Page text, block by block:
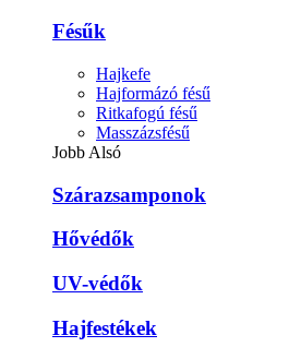
Fésűk
Hajkefe
Hajformázó fésű
Ritkafogú fésű
Masszázsfésű
Jobb Alsó
Szárazsamponok
Hővédők
UV-védők
Hajfestékek